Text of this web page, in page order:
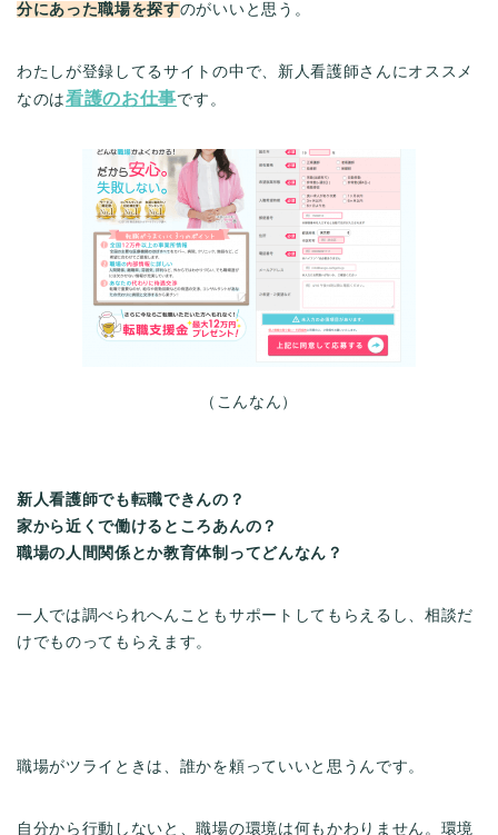
分にあった職場を探すのがいいと思う。
わたしが登録してるサイトの中で、新人看護師さんにオススメ
なのは看護のお仕事です。
（こんなん）
新人看護師でも転職できんの？
家から近くで働けるところあんの？
職場の人間関係とか教育体制ってどんなん？
一人では調べられへんこともサポートしてもらえるし、相談だ
けでものってもらえます。
職場がツライときは、誰かを頼っていいと思うんです。
自分から行動しないと、職場の環境は何もかわりません。環境